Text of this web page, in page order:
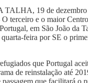
TALHA, 19 de dezembro
terceiro e o maior
em São João da
quarta-feira por SE o
que Portugal
de reinstalação até
que facilitará o